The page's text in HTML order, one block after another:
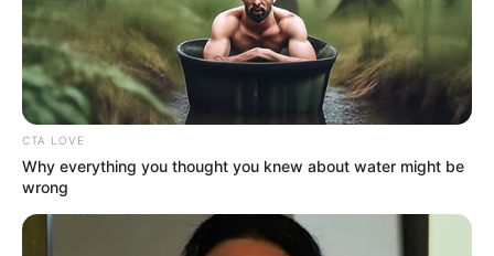
CTA LOVE
Why everything you thought you knew about water might be
wrong